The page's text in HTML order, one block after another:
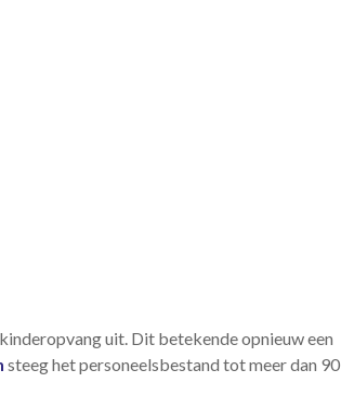
uit. Dit betekende opnieuw een
steeg het personeelsbestand tot meer dan 90